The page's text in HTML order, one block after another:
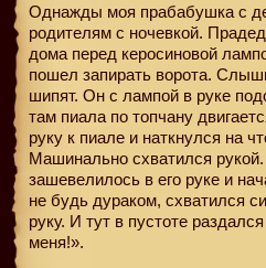
Однажды моя прабабушка с
родителям с ночевкой.
дома перед керосиновой
пошел запирать ворота.
шипят. Он с лампой в руке
там пиала по топчану
руку к пиале и наткнулся на
Машинально схватился
зашевелилось в его руке и
не будь дураком, схватился
руку. И тут в пустоте
меня!».